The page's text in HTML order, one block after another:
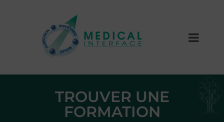
TROUVER UNE
FORMATION